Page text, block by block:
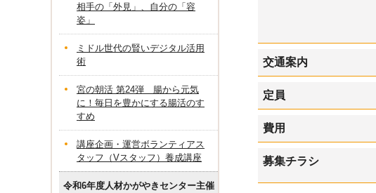
交通案内
定員
費用
募集チラシ
相手の「外見」、自分の「容
姿」
ミドル世代の賢いデジタル活用
術
宮の朝活 第24弾 腸から元気
に！毎日を豊かにする腸活のす
すめ
講座企画・運営ボランティアス
タッフ（Vスタッフ）養成講座
令和6年度人材かがやきセンター主催